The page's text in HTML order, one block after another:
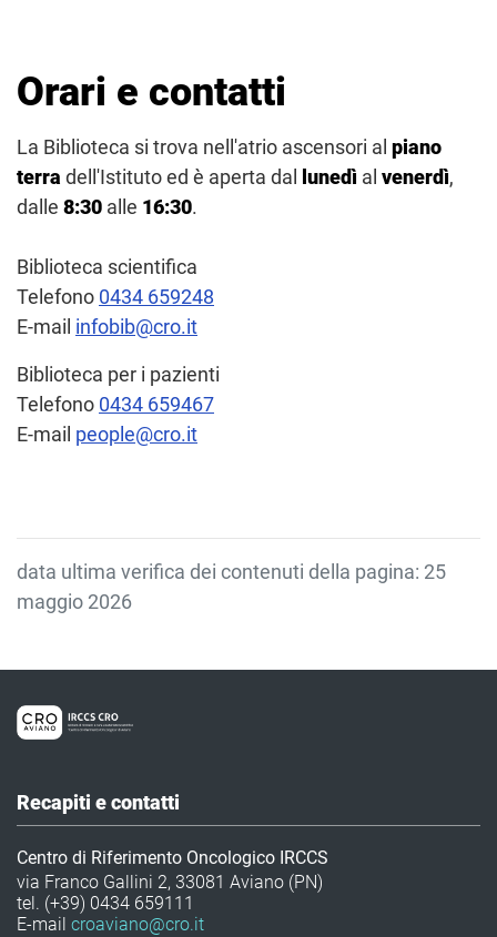
Orari e contatti
La Biblioteca si trova nell'atrio ascensori al piano
terra dell'Istituto ed è aperta dal lunedì al venerdì,
dalle 8:30 alle 16:30.
Biblioteca scientifica
Telefono 0434 659248
E-mail infobib@cro.it
Biblioteca per i pazienti
Telefono 0434 659467
E-mail people@cro.it
data ultima verifica dei contenuti della pagina: 25
maggio 2026
Recapiti e contatti
Centro di Riferimento Oncologico IRCCS
via Franco Gallini 2, 33081 Aviano (PN)
tel. (+39) 0434 659111
E-mail croaviano@cro.it